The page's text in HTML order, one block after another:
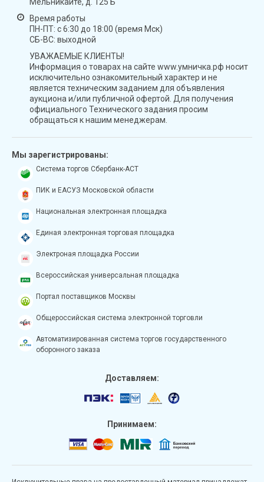
Время работы
ПН-ПТ: с 6:30 до 18:00 (время Мск)
СБ-ВС: выходной
УВАЖАЕМЫЕ КЛИЕНТЫ!
Информация о товарах на сайте www.умничка.рф носит
исключительно ознакомительный характер и не
является техническим заданием для объявления
аукциона и/или публичной офертой. Для получения
официального Технического задания просим
обращаться к нашим менеджерам.
Мы зарегистрированы:
Система торгов Сбербанк-АСТ
ПИК и ЕАСУЗ Московской области
Национальная электронная площадка
Единая электронная торговая площадка
Электроная площадка России
Всероссийская универсальная площадка
Портал поставщиков Москвы
Общероссийская система электронной торговли
Автоматизированная система торгов государственного
оборонного заказа
Доставляем:
Принимаем: